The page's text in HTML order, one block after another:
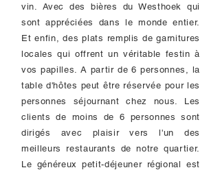
vin. Avec des bières du Westhoek qui
sont appréciées dans le monde entier.
Et enfin, des plats remplis de garnitures
locales qui offrent un véritable festin à
vos papilles. A partir de 6 personnes, la
table d'hôtes peut être réservée pour les
personnes séjournant chez nous. Les
clients de moins de 6 personnes sont
dirigés avec plaisir vers l'un des
meilleurs restaurants de notre quartier.
Le généreux petit-déjeuner régional est